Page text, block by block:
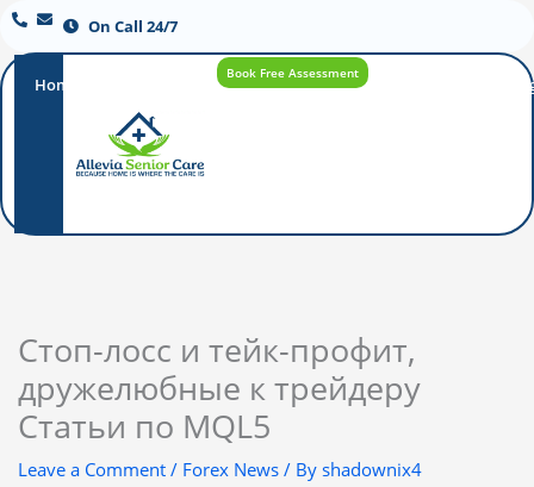
On Call 24/7
Home
Promise
How Care
Book Free Assessment
Стоп-лосс и тейк-профит,
дружелюбные к трейдеру
Статьи по MQL5
Leave a Comment / Forex News/ By shadownix4